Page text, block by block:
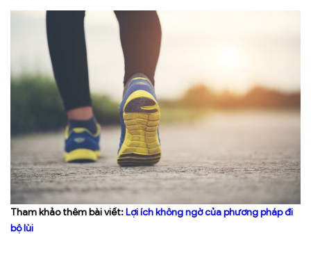
Tham khảo thêm bài viết: Lợi ích không ngờ của phương pháp đi
bộ lùi